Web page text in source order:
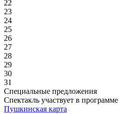
22
23
24
25
26
27
28
29
30
31
Специальные предложения
Спектакль участвует в программе
Пушкинская карта